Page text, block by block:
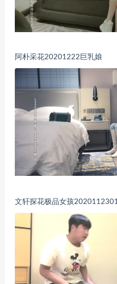
阿朴采花20201222巨乳娘
文轩探花极品女孩2020112301